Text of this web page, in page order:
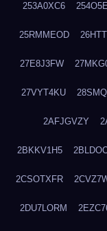
253A0XC6
25RMMEOD
27E8J3FW
27VYT4KU
2AFJGVZY
2BKKV1H5
2CSOTXFR
2DU7LORM